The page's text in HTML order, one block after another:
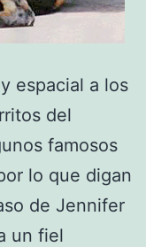
espacial a los
del
famosos
lo que digan
de Jennifer
un fiel